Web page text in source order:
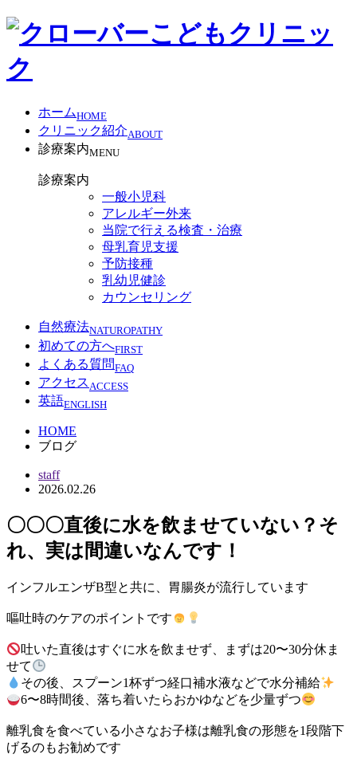
ホームHOME
クリニック紹介ABOUT
診療案内MENU
診療案内
一般小児科
アレルギー外来
当院で行える検査・治療
母乳育児支援
予防接種
乳幼児健診
カウンセリング
自然療法NATUROPATHY
初めての方へFIRST
よくある質問FAQ
アクセスACCESS
英語ENGLISH
HOME
ブログ
staff
2026.02.26
〇〇〇直後に水を飲ませていない？そ
れ、実は間違いなんです！
インフルエンザB型と共に、胃腸炎が流行しています
嘔吐時のケアのポイントです
吐いた直後はすぐに水を飲ませず、まずは20〜30分休ま
せて
その後、スプーン1杯ずつ経口補水液などで水分補給
6〜8時間後、落ち着いたらおかゆなどを少量ずつ
離乳食を食べている小さなお子様は離乳食の形態を1段階下
げるのもお勧めです